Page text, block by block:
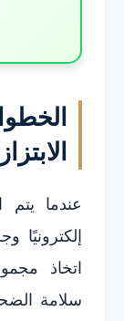
عندما يتم
إلكترونيًا
اتخاذ
سلامة